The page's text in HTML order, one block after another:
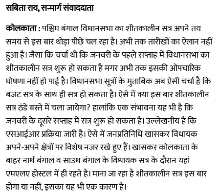
सबिता राय, सन्मार्ग संवाददाता
कोलकाता :पश्चिम बंगाल विधानसभा का शीतकालीन सत्र अपने तय
समय से इस बार थोड़ा पीछे चल रहा है। अभी तक तारीखों का ऐलान नहीं
हुआ है। जैसा कि चर्चा थी कि जनवरी के पहले सप्ताह में विधानसभा का
शीतकालीन सत्र शुरू हो सकता है मगर अभी तक इसकी ओपचारिक
घोषणा नहीं हो पाई है। विधानसभा सूत्रों के मुताबिक अब ऐसी चर्चा है कि
बजट सत्र के साथ ही सत्र हो सकता है। ऐसे में क्या इस बार शीतकालीन
सत्र ठंडे बस्ते में चला जायेगा? हालांकि एक संभावना यह भी है कि
जनवरी के दूसरे सप्ताह में सत्र शुरू हो सकता है। उल्लेखनीय है कि
एसआईआर प्रक्रिया जारी है। ऐसे में जनप्रतिनिधि खासकर विधायक
अपने-अपने क्षेत्रों पर विशेष नजर रखे हुए हैं। खासकर कोलकाता के
बाहर नार्थ बंगाल व साउथ बंगाल के विधायक सत्र के दौरान यहां
एमएलए होस्टल में ही रहते है। माना जा रहा है शीतकालीन सत्र इस बार
होगा या नहीं, इसका यह भी एक कारण है।